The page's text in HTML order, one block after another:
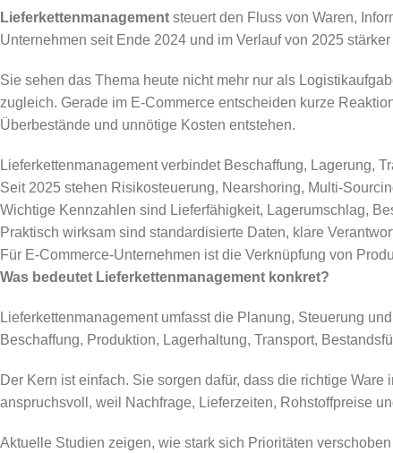
Lieferkettenmanagement steuert den Fluss von Waren,
Unternehmen seit Ende 2024 und im Verlauf von 2025
Sie sehen das Thema heute nicht mehr nur als
zugleich. Gerade im E-Commerce entscheiden kurze
Überbestände und unnötige Kosten entstehen.
Lieferkettenmanagement verbindet Beschaffung, Lagerung,
Seit 2025 stehen Risikosteuerung, Nearshoring, Multi-
Wichtige Kennzahlen sind Lieferfähigkeit, Lagerumschlag,
Praktisch wirksam sind standardisierte Daten, klare
Für E-Commerce-Unternehmen ist die Verknüpfung von
Was bedeutet Lieferkettenmanagement konkret?
Lieferkettenmanagement umfasst die Planung, Steuerung
Beschaffung, Produktion, Lagerhaltung, Transport,
Der Kern ist einfach. Sie sorgen dafür, dass die richtige
anspruchsvoll, weil Nachfrage, Lieferzeiten, Rohstoffpreise
Aktuelle Studien zeigen, wie stark sich Prioritäten